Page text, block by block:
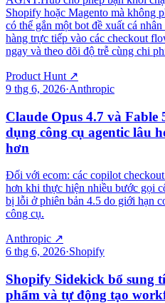
Shopify hoặc Magento mà không
có thể gắn một bot đề xuất cá
hàng trực tiếp vào các checkout
ngay và theo dõi độ trễ cùng chi
Product Hunt ↗
9 thg 6, 2026·Anthropic
Claude Opus 4.7 và
dụng công cụ agentic lâu
hơn
Đối với ecom: các copilot
hơn khi thực hiện nhiều bước gọi
bị lỗi ở phiên bản 4.5 do giới hạn
công cụ.
Anthropic ↗
6 thg 6, 2026·Shopify
Shopify Sidekick bổ sung
phẩm và tự động tạo